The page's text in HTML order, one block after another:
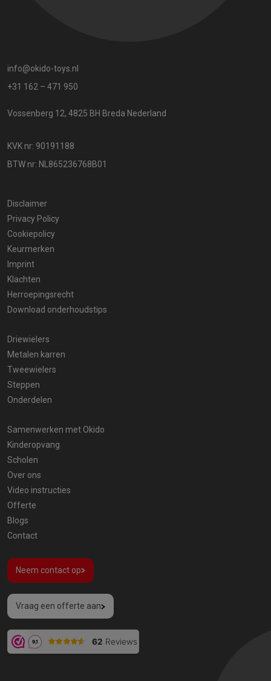
info@okido-toys.nl
+31 162 – 471 950
Vossenberg 12, 4825 BH Breda Nederland
KVK nr: 90191188
BTW nr: NL865236768B01
Disclaimer
Privacy Policy
Cookiepolicy
Keurmerken
Imprint
Klachten
Herroepingsrecht
Download onderhoudstips
Driewielers
Metalen karren
Tweewielers
Steppen
Onderdelen
Samenwerken met Okido
Kinderopvang
Scholen
Over ons
Video instructies
Offerte
Blogs
Contact
Neem contact op
Vraag een offerte aan